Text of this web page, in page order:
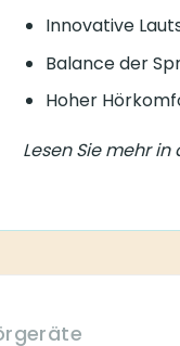
Innovative
Balance der
Hoher
Lesen Sie mehr